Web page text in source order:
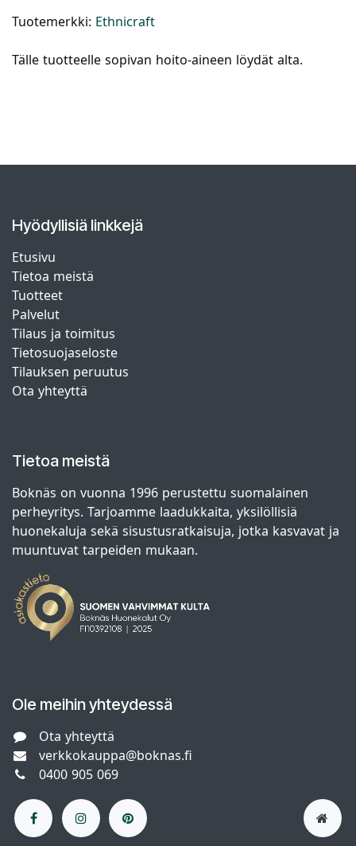
Tuotemerkki: Ethnicraft
Tälle tuotteelle sopivan hoito-aineen löydät alta.
Hyödyllisiä linkkejä
Etusivu
Tietoa meistä
Tuotteet
Palvelut
Tilaus ja toimitus
Tietosuojaseloste
Tilauksen peruutus
Ota yhteyttä
Tietoa meistä
Boknäs on vuonna 1996 perustettu suomalainen
perheyritys. Tarjoamme laadukkaita, yksilöllisiä
huonekaluja sekä sisustusratkaisuja, jotka kasvavat ja
muuntuvat tarpeiden mukaan.
Ole meihin yhteydessä
Ota yhteyttä
verkkokauppa@boknas.fi
0400 905 069